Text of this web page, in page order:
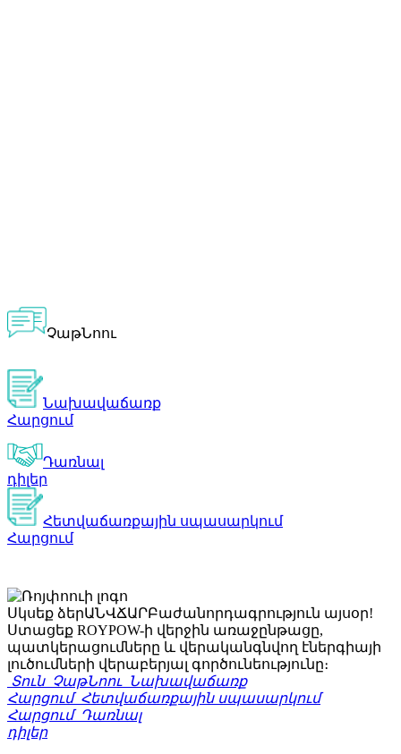
ՉաթՆոու
Նախավաճառք
Հարցում
Դառնալ
դիլեր
Հետվաճառքային սպասարկում
Հարցում
Սկսեք ձերԱՆՎՃԱՐԲաժանորդագրություն այսօր!
Ստացեք ROYPOW-ի վերջին առաջընթացը,
պատկերացումները և վերականգնվող էներգիայի
լուծումների վերաբերյալ գործունեությունը։
Տուն ՉաթՆոու Նախավաճառք
Հարցում Հետվաճառքային սպասարկում
Հարցում Դառնալ
դիլեր